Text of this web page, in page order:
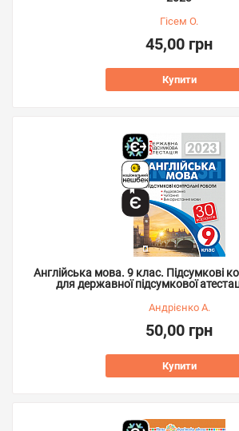
Гісем О.
45,00 грн
Купити
Англійська мова. 9 клас. Підсумкові
для державної підсумкової
Андрієнко А.
50,00 грн
Купити